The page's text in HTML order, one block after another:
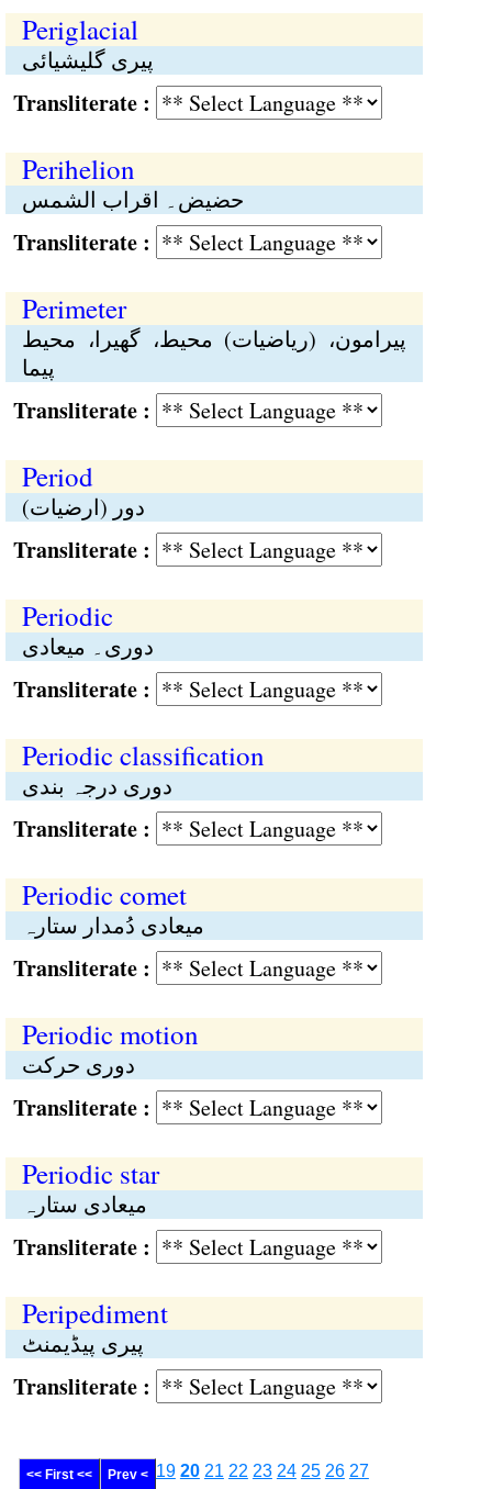
Periglacial
پیری گلیشیائی
:
Perihelion
حضیض۔ اقراب الشمس
:
Perimeter
پیرامون، (ریاضیات) محیط، گھیرا، محیط
پیما
:
Period
دور (ارضیات)
:
Periodic
دوری۔ میعادی
:
Periodic classification
دوری درجہ بندی
:
Periodic comet
میعادی دُمدار ستارہ
:
Periodic motion
دوری حرکت
:
Periodic star
میعادی ستارہ
:
Peripediment
پیری پیڈیمنٹ
:
<< First << Prev < 19 20 21 22 23 24 25 26 27